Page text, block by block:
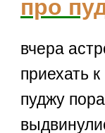
про
вчера
приехать
пуджу